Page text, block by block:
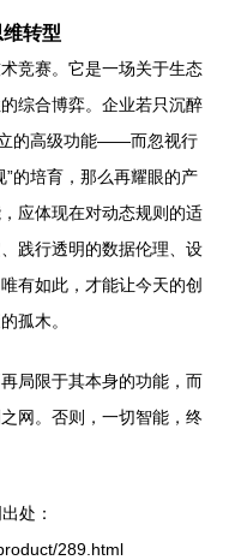
转型
竞赛。它是一场关于生态
综合博弈。企业若只沉醉
的高级功能——而忽视行
的培育，那么再耀眼的产
应体现在对动态规则的适
践行透明的数据伦理、设
有如此，才能让今天的创
孤木。
局限于其本身的功能，而
网。否则，一切智能，终
处：
289.html